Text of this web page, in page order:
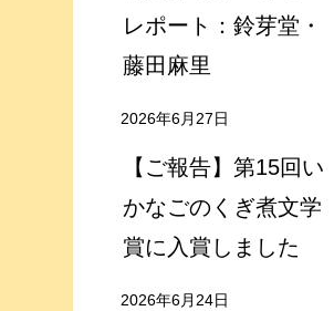
レポート：鈴芽堂・
藤田麻里
2026年6月27日
【ご報告】第15回い
かなごのくぎ煮文学
賞に入賞しました
2026年6月24日